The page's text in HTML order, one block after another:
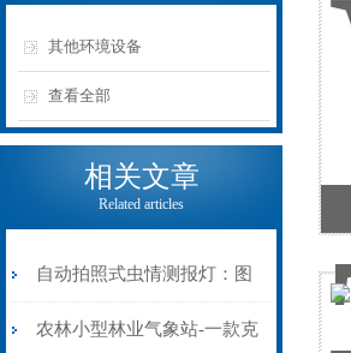
其他环境设备
查看全部
相关文章
Related articles
自动拍照式虫情测报灯：图
像留证，虫情识别不盲目
农林小型林业气象站-一款克